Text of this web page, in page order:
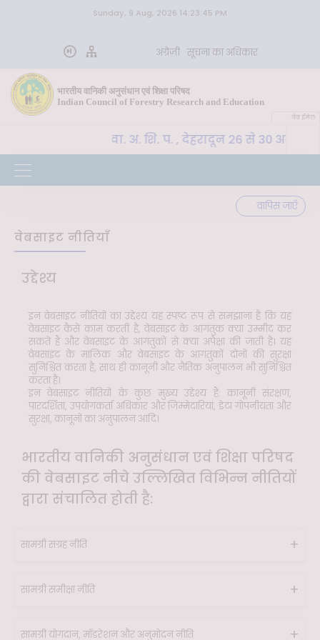
Sunday, 9 Aug, 2026 14:23:45 PM
अंग्रेज़ी सूचना का अधिकार
भारतीय वानिकी अनुसंधान एवं शिक्षा परिषद
Indian Council of Forestry Research and Education
वेब ईमेल
CoE-SLM, भा. वा. अ. शि. प. , देहरादून 26 से 30
वापिस जाएँ
वेबसाइट नीतियाँ
उद्देश्य
इन वेबसाइट नीतियों का उद्देश्य यह स्पष्ट रूप से समझाना है कि यह
वेबसाइट कैसे काम करती है, वेबसाइट के आगंतुक क्या उम्मीद कर
सकते हैं और वेबसाइट के आगंतुकों से क्या अपेक्षा की जाती है। यह
वेबसाइट के मालिक और वेबसाइट के आगंतुकों दोनों की सुरक्षा
सुनिश्चित करता है, साथ ही कानूनी और नैतिक अनुपालन भी सुनिश्चित
करता है।
इन वेबसाइट नीतियों के कुछ मुख्य उद्देश्य हैं: कानूनी संरक्षण,
पारदर्शिता, उपयोगकर्ता अधिकार और जिम्मेदारियां, डेटा गोपनीयता और
सुरक्षा, कानूनों का अनुपालन आदि।
भारतीय वानिकी अनुसंधान एवं शिक्षा परिषद
की वेबसाइट नीचे उल्लिखित विभिन्न नीतियों
द्वारा संचालित होती है:
सामग्री संग्रह नीति
भारतीय वानिकी अनुसंधान एवं शिक्षा परिषद की
सूचनाओं के प्रभावी प्रबंधन के लिए दिशा-निर्देशों का
सामग्री समीक्षा नीति
पर उपलब्ध जानकारी को अद्यतन और प्रासंगिक बनाए
सामग्री योगदान, मॉडरेशन और अनुमोदन नीति